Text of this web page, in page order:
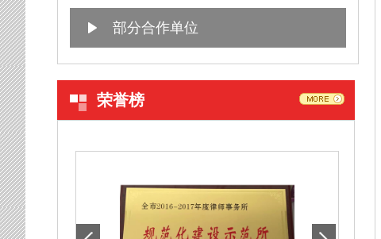
部分合作单位
荣誉榜